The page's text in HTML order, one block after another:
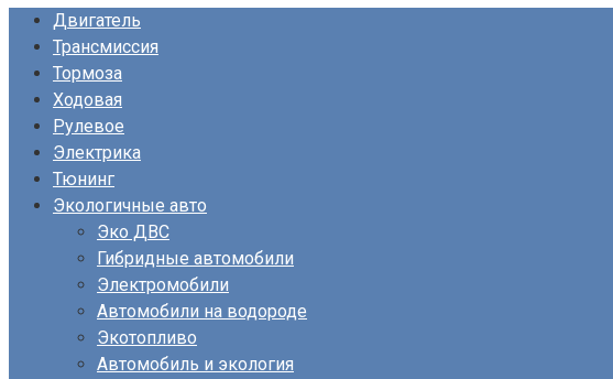
Двигатель
Трансмиссия
Тормоза
Ходовая
Рулевое
Электрика
Тюнинг
Экологичные авто
Эко ДВС
Гибридные автомобили
Электромобили
Автомобили на водороде
Экотопливо
Автомобиль и экология